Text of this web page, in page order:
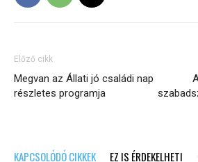
Előző cikk
Megvan az Állati jó családi nap
részletes programja
KAPCSOLÓDÓ CIKKEK EZ IS ÉRDEKELHETI